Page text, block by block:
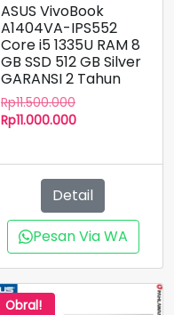
ASUS VivoBook
A1404VA-IPS552
Core i5 1335U RAM 8
GB SSD 512 GB Silver
GARANSI 2 Tahun
Rp11.500.000Harga
aslinya
Rp11.000.000Harga
Rp11.000.000.
Detail
Pesan Via WA
Obral!